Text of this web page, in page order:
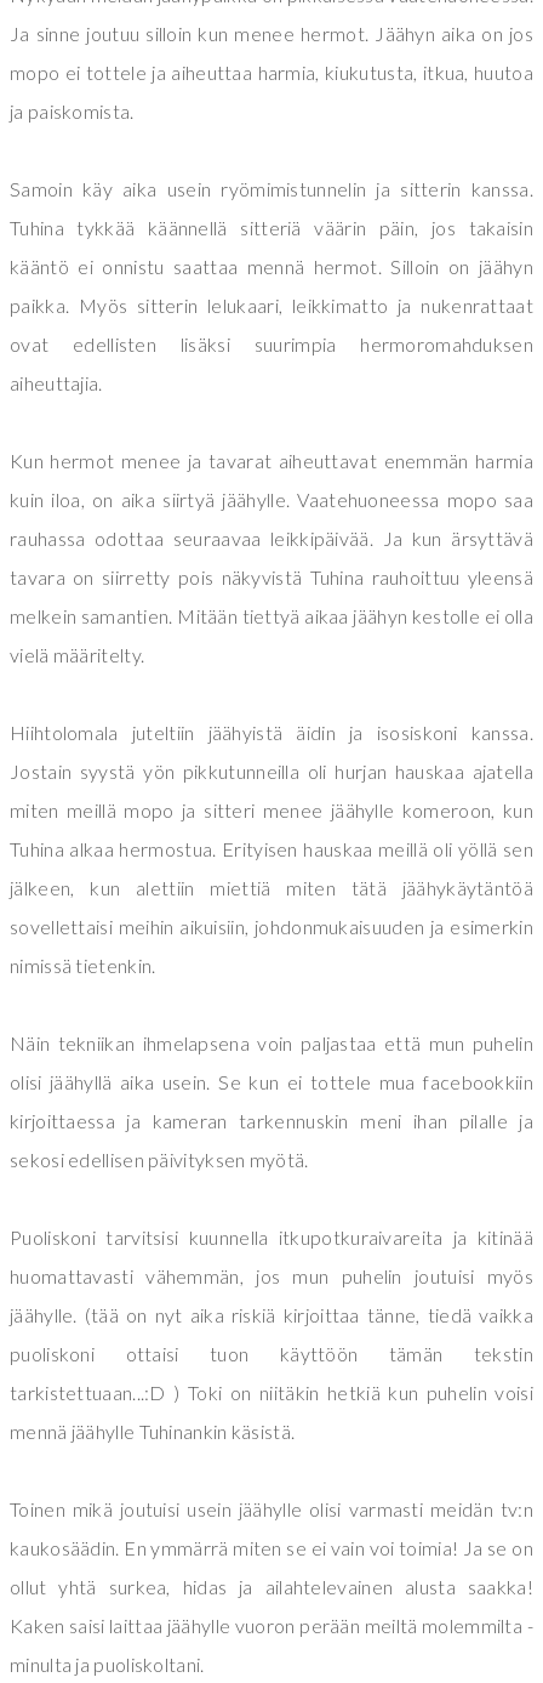
Ja sinne joutuu silloin kun menee hermot. Jäähyn aika on jos
mopo ei tottele ja aiheuttaa harmia, kiukutusta, itkua, huutoa
ja paiskomista.
Samoin käy aika usein ryömimistunnelin ja sitterin kanssa.
Tuhina tykkää käännellä sitteriä väärin päin, jos takaisin
kääntö ei onnistu saattaa mennä hermot. Silloin on jäähyn
paikka. Myös sitterin lelukaari, leikkimatto ja nukenrattaat
ovat edellisten lisäksi suurimpia hermoromahduksen
aiheuttajia.
Kun hermot menee ja tavarat aiheuttavat enemmän harmia
kuin iloa, on aika siirtyä jäähylle. Vaatehuoneessa mopo saa
rauhassa odottaa seuraavaa leikkipäivää. Ja kun ärsyttävä
tavara on siirretty pois näkyvistä Tuhina rauhoittuu yleensä
melkein samantien. Mitään tiettyä aikaa jäähyn kestolle ei olla
vielä määritelty.
Hiihtolomala juteltiin jäähyistä äidin ja isosiskoni kanssa.
Jostain syystä yön pikkutunneilla oli hurjan hauskaa ajatella
miten meillä mopo ja sitteri menee jäähylle komeroon, kun
Tuhina alkaa hermostua. Erityisen hauskaa meillä oli yöllä sen
jälkeen, kun alettiin miettiä miten tätä jäähykäytäntöä
sovellettaisi meihin aikuisiin, johdonmukaisuuden ja esimerkin
nimissä tietenkin.
Näin tekniikan ihmelapsena voin paljastaa että mun puhelin
olisi jäähyllä aika usein. Se kun ei tottele mua facebookkiin
kirjoittaessa ja kameran tarkennuskin meni ihan pilalle ja
sekosi edellisen päivityksen myötä.
Puoliskoni tarvitsisi kuunnella itkupotkuraivareita ja kitinää
huomattavasti vähemmän, jos mun puhelin joutuisi myös
jäähylle. (tää on nyt aika riskiä kirjoittaa tänne, tiedä vaikka
puoliskoni ottaisi tuon käyttöön tämän tekstin
tarkistettuaan...:D ) Toki on niitäkin hetkiä kun puhelin voisi
mennä jäähylle Tuhinankin käsistä.
Toinen mikä joutuisi usein jäähylle olisi varmasti meidän tv:n
kaukosäädin. En ymmärrä miten se ei vain voi toimia! Ja se on
ollut yhtä surkea, hidas ja ailahtelevainen alusta saakka!
Kaken saisi laittaa jäähylle vuoron perään meiltä molemmilta -
minulta ja puoliskoltani.